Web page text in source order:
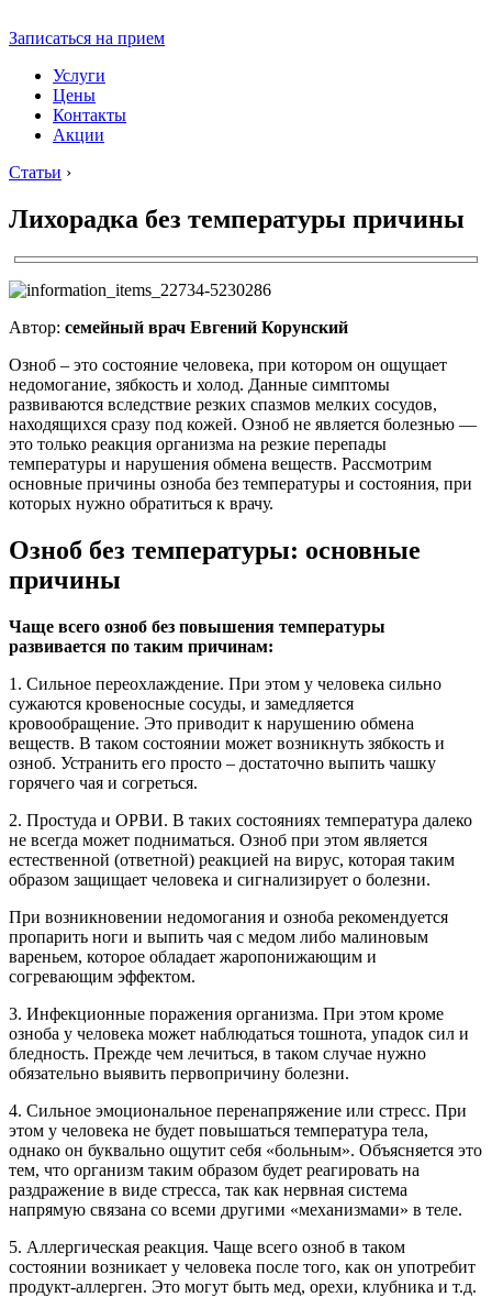
Записаться на прием
Услуги
Цены
Контакты
Акции
Статьи ›
Лихорадка без температуры причины
Автор: семейный врач Евгений Корунский
Озноб – это состояние человека, при котором он ощущает
недомогание, зябкость и холод. Данные симптомы
развиваются вследствие резких спазмов мелких сосудов,
находящихся сразу под кожей. Озноб не является болезнью —
это только реакция организма на резкие перепады
температуры и нарушения обмена веществ. Рассмотрим
основные причины озноба без температуры и состояния, при
которых нужно обратиться к врачу.
Озноб без температуры: основные
причины
Чаще всего озноб без повышения температуры
развивается по таким причинам:
1. Сильное переохлаждение. При этом у человека сильно
сужаются кровеносные сосуды, и замедляется
кровообращение. Это приводит к нарушению обмена
веществ. В таком состоянии может возникнуть зябкость и
озноб. Устранить его просто – достаточно выпить чашку
горячего чая и согреться.
2. Простуда и ОРВИ. В таких состояниях температура далеко
не всегда может подниматься. Озноб при этом является
естественной (ответной) реакцией на вирус, которая таким
образом защищает человека и сигнализирует о болезни.
При возникновении недомогания и озноба рекомендуется
пропарить ноги и выпить чая с медом либо малиновым
вареньем, которое обладает жаропонижающим и
согревающим эффектом.
3. Инфекционные поражения организма. При этом кроме
озноба у человека может наблюдаться тошнота, упадок сил и
бледность. Прежде чем лечиться, в таком случае нужно
обязательно выявить первопричину болезни.
4. Сильное эмоциональное перенапряжение или стресс. При
этом у человека не будет повышаться температура тела,
однако он буквально ощутит себя «больным». Объясняется это
тем, что организм таким образом будет реагировать на
раздражение в виде стресса, так как нервная система
напрямую связана со всеми другими «механизмами» в теле.
5. Аллергическая реакция. Чаще всего озноб в таком
состоянии возникает у человека после того, как он употребит
продукт-аллерген. Это могут быть мед, орехи, клубника и т.д.